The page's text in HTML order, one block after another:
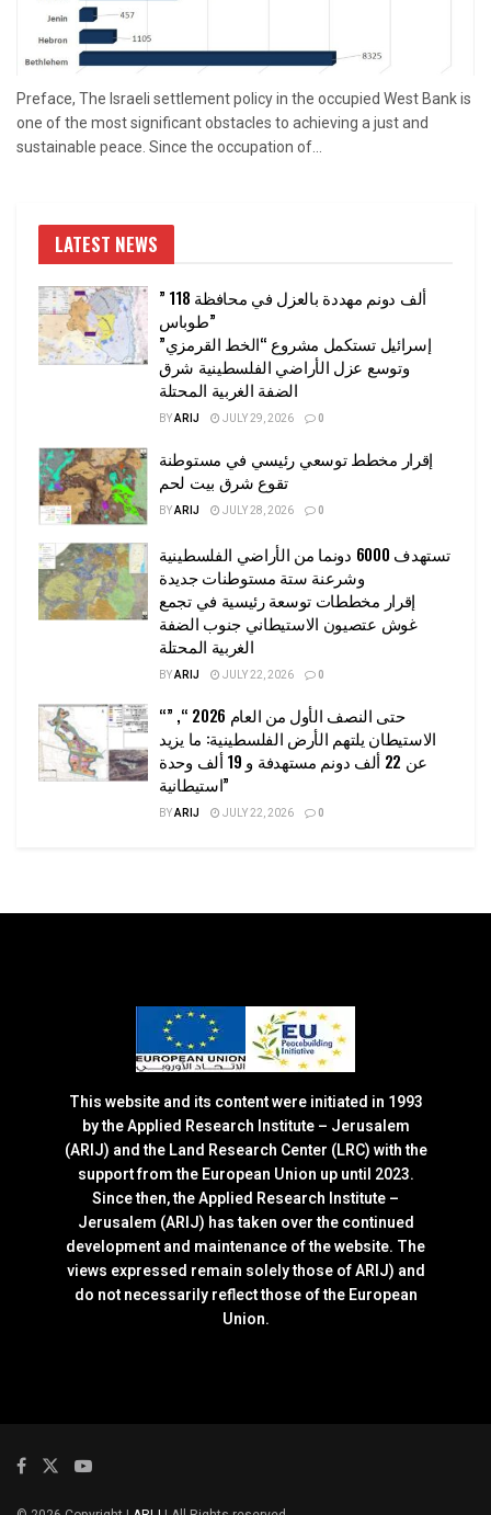
Preface, The Israeli settlement policy in the occupied West Bank is
one of the most significant obstacles to achieving a just and
sustainable peace. Since the occupation of...
LATEST NEWS
” 118 ألف دونم مهددة بالعزل في محافظة
طوباس”
إسرائيل تستكمل مشروع “الخط القرمزي”
وتوسع عزل الأراضي الفلسطينية شرق
الضفة الغربية المحتلة
BYARIJ JULY 29, 2026 0
إقرار مخطط توسعي رئيسي في مستوطنة
تقوع شرق بيت لحم
BYARIJ JULY 28, 2026 0
تستهدف 6000 دونما من الأراضي الفلسطينية
وشرعنة ستة مستوطنات جديدة
إقرار مخططات توسعة رئيسية في تجمع
غوش عتصيون الاستيطاني جنوب الضفة
الغربية المحتلة
BYARIJ JULY 22, 2026 0
“حتى النصف الأول من العام 2026 “, ”
الاستيطان يلتهم الأرض الفلسطينية: ما يزيد
عن 22 ألف دونم مستهدفة و 19 ألف وحدة
استيطانية”
BYARIJ JULY 22, 2026 0
This website and its content were initiated in 1993
by the Applied Research Institute – Jerusalem
(ARIJ) and the Land Research Center (LRC) with the
support from the European Union up until 2023.
Since then, the Applied Research Institute –
Jerusalem (ARIJ) has taken over the continued
development and maintenance of the website. The
views expressed remain solely those of ARIJ) and
do not necessarily reflect those of the European
Union.